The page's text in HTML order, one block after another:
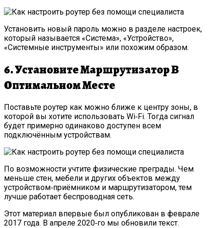
Установить новый пароль можно в разделе настроек,
который называется «Система», «Устройство»,
«Системные инструменты» или похожим образом.
6. Установите Маршрутизатор В
Оптимальном Месте
Поставьте роутер как можно ближе к центру зоны, в
которой вы хотите использовать Wi‑Fi. Тогда сигнал
будет примерно одинаково доступен всем
подключённым устройствам.
По возможности учтите физические преграды. Чем
меньше стен, мебели и других объектов между
устройством‑приёмником и маршрутизатором, тем
лучше работает беспроводная сеть.
Этот материал впервые был опубликован в феврале
2017 года. В апреле 2020‑го мы обновили текст.